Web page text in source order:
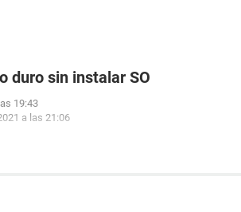
duro sin instalar SO
19:43
a las 21:06